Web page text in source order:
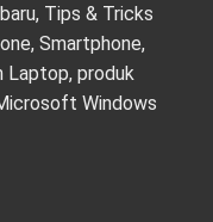
Tips & Tricks
Smartphone,
Laptop, produk
Windows